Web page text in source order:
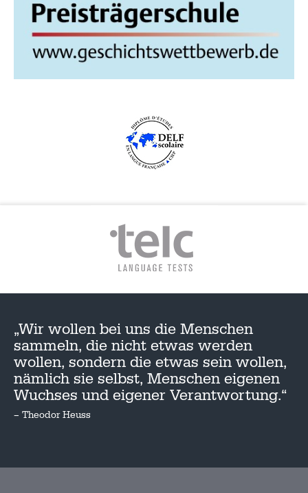
„Wir wollen bei uns die Menschen
sammeln, die nicht etwas werden
wollen, sondern die etwas sein wollen,
nämlich sie selbst, Menschen eigenen
Wuchses und eigener Verantwortung.“
– Theodor Heuss